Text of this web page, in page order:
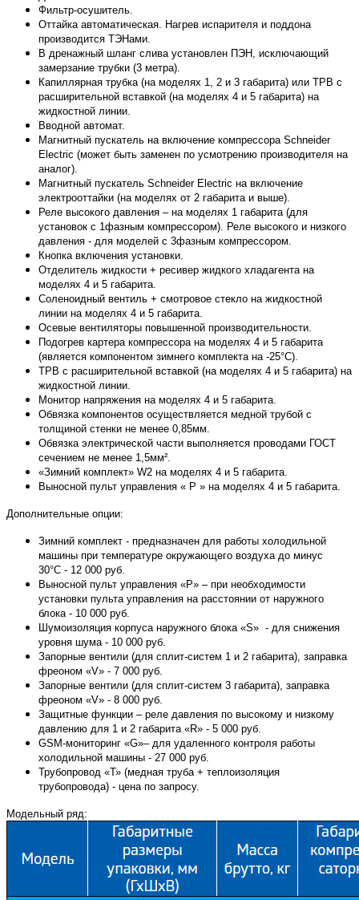
Фильтр-осушитель.
Оттайка автоматическая. Нагрев испарителя и поддона
производится ТЭНами.
В дренажный шланг слива установлен ПЭН, исключающий
замерзание трубки (3 метра).
Капиллярная трубка (на моделях 1, 2 и 3 габарита) или ТРВ с
расширительной вставкой (на моделях 4 и 5 габарита) на
жидкостной линии.
Вводной автомат.
Магнитный пускатель на включение компрессора Schneider
Electric (может быть заменен по усмотрению производителя на
аналог).
Магнитный пускатель Schneider Electric на включение
электрооттайки (на моделях от 2 габарита и выше).
Реле высокого давления – на моделях 1 габарита (для
установок с 1фазным компрессором). Реле высокого и низкого
давления - для моделей с 3фазным компрессором.
Кнопка включения установки.
Отделитель жидкости + ресивер жидкого хладагента на
моделях 4 и 5 габарита.
Соленоидный вентиль + смотровое стекло на жидкостной
линии на моделях 4 и 5 габарита.
Осевые вентиляторы повышенной производительности.
Подогрев картера компрессора на моделях 4 и 5 габарита
(является компонентом зимнего комплекта на -25°С).
ТРВ с расширительной вставкой (на моделях 4 и 5 габарита) на
жидкостной линии.
Монитор напряжения на моделях 4 и 5 габарита.
Обвязка компонентов осуществляется медной трубой с
толщиной стенки не менее 0,85мм.
Обвязка электрической части выполняется проводами ГОСТ
сечением не менее 1,5мм².
«Зимний комплект» W2 на моделях 4 и 5 габарита.
Выносной пульт управления « P » на моделях 4 и 5 габарита.
Дополнительные опции:
Зимний комплект - предназначен для работы холодильной
машины при температуре окружающего воздуха до минус
30°С - 12 000 руб.
Выносной пульт управления «P» – при необходимости
установки пульта управления на расстоянии от наружного
блока - 10 000 руб.
Шумоизоляция корпуса наружного блока «S» - для снижения
уровня шума - 10 000 руб.
Запорные вентили (для сплит-систем 1 и 2 габарита), заправка
фреоном «V» - 7 000 руб.
Запорные вентили (для сплит-систем 3 габарита), заправка
фреоном «V» - 8 000 руб.
Защитные функции – реле давления по высокому и низкому
давлению для 1 и 2 габарита «R» - 5 000 руб.
GSM-мониторинг «G»– для удаленного контроля работы
холодильной машины - 27 000 руб.
Трубопровод «Т» (медная труба + теплоизоляция
трубопровода) - цена по запросу.
Модельный ряд: